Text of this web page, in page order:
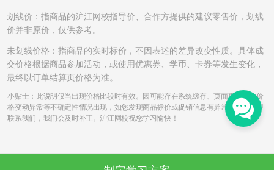
（2）如产生课程换班，开通课程时使用消耗的学习卡/优惠券将
不能再次使用，亦不能在置换的班级中进行抵扣课程费用。
（3）开通的课程只有一次换班机会，已申请并成功更换的课程不
再接受换班申请。另外，成功换班后的课程，不再享有申请退班
的权利。例如A课程-->B课程，B课程不能再次申请更换和退班。
（4）更换课程中，若申请由课程费用低的班级换至为课程费用高
的班级，根据学员的需要申请，沪江可提供差额部分费用对应的
的发票；若换班申请是从课程费用高的班级换至课程费用低的班
签约班，自课程开班之日起第8天不接受换班申请。
划线价：指商品的沪江网校指导价、合作方提供的建议零售价，划线
价并非原价，仅供参考。
未划线价格：指商品的实时标价，不因表述的差异改变性质。具体成
交价格根据商品参加活动，或使用优惠券、学币、卡券等发生变化，
最终以订单结算页价格为准。
小贴士：此说明仅当出现价格比较时有效。因可能存在系统缓存、页面更新导致价
格变动异常等不确定性情况出现，如您发现商品标价或促销信息有异常，请您立即
联系我们，我们会及时补正。沪江网校祝您学习愉快！